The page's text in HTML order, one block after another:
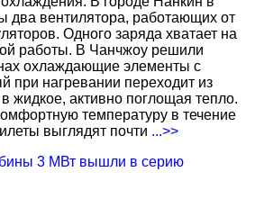
два вентилятора, работающих от
Одного заряда хватает на
работы. В Чанчжоу решили
охлаждающие элементы с
при нагревании переходит из
жидкое, активно поглощая тепло.
температуру в течение
выглядят почти ...>>
3 МВт вышли в серию